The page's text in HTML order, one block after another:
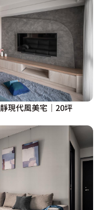
現代風美宅│20坪